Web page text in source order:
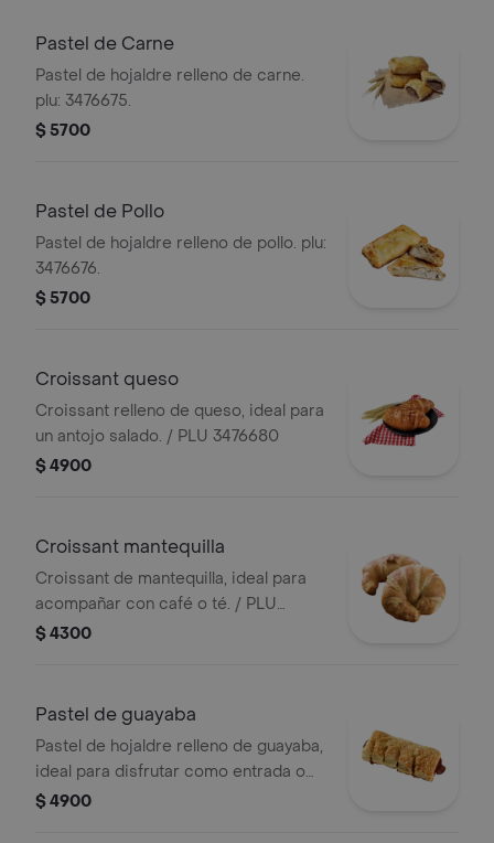
Pastel de Carne
Pastel de hojaldre relleno de carne.
plu: 3476675.
$ 5700
Pastel de Pollo
Pastel de hojaldre relleno de pollo. plu:
3476676.
$ 5700
Croissant queso
Croissant relleno de queso, ideal para
un antojo salado. / PLU 3476680
$ 4900
Croissant mantequilla
Croissant de mantequilla, ideal para
acompañar con café o té. / PLU
3476679
$ 4300
Pastel de guayaba
Pastel de hojaldre relleno de guayaba,
ideal para disfrutar como entrada o
merienda./ PLU 3476674
$ 4900